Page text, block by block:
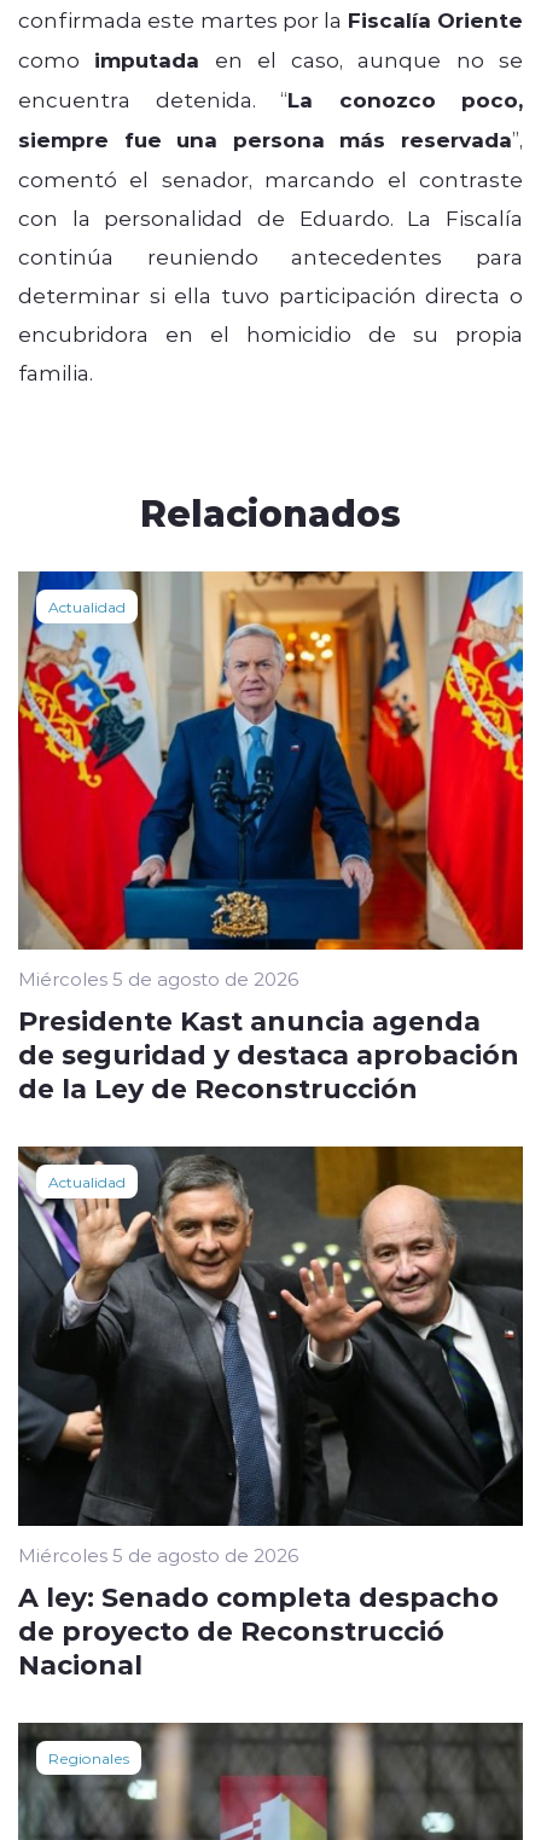
confirmada este martes por la Fiscalía Oriente
como imputada en el caso, aunque no se
encuentra detenida. “La conozco poco,
siempre fue una persona más reservada”,
comentó el senador, marcando el contraste
con la personalidad de Eduardo. La Fiscalía
continúa reuniendo antecedentes para
determinar si ella tuvo participación directa o
encubridora en el homicidio de su propia
familia.
Relacionados
Actualidad
Miércoles 5 de agosto de 2026
Presidente Kast anuncia agenda
de seguridad y destaca aprobación
de la Ley de Reconstrucción
Actualidad
Miércoles 5 de agosto de 2026
A ley: Senado completa despacho
de proyecto de Reconstrucció
Nacional
Regionales